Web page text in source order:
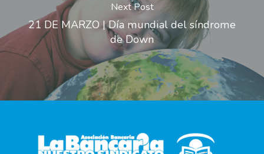
Next Post
21 DE MARZO | Día mundial del síndrome
de Down